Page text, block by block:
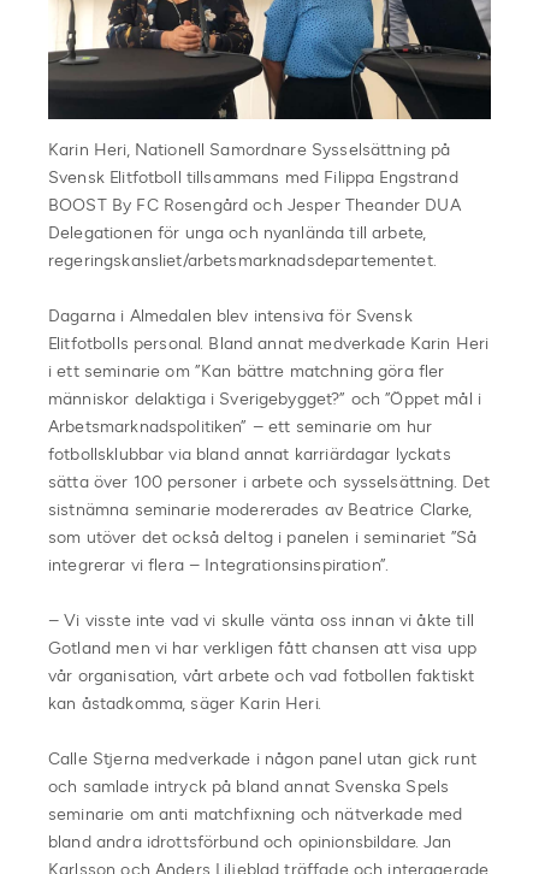
Karin Heri, Nationell Samordnare Sysselsättning på
Svensk Elitfotboll tillsammans med Filippa Engstrand
BOOST By FC Rosengård och Jesper Theander DUA
Delegationen för unga och nyanlända till arbete,
regeringskansliet/arbetsmarknadsdepartementet.
Dagarna i Almedalen blev intensiva för Svensk
Elitfotbolls personal. Bland annat medverkade Karin Heri
i ett seminarie om ”Kan bättre matchning göra fler
människor delaktiga i Sverigebygget?” och ”Öppet mål i
Arbetsmarknadspolitiken” – ett seminarie om hur
fotbollsklubbar via bland annat karriärdagar lyckats
sätta över 100 personer i arbete och sysselsättning. Det
sistnämna seminarie modererades av Beatrice Clarke,
som utöver det också deltog i panelen i seminariet ”Så
integrerar vi flera – Integrationsinspiration”.
– Vi visste inte vad vi skulle vänta oss innan vi åkte till
Gotland men vi har verkligen fått chansen att visa upp
vår organisation, vårt arbete och vad fotbollen faktiskt
kan åstadkomma, säger Karin Heri.
Calle Stjerna medverkade i någon panel utan gick runt
och samlade intryck på bland annat Svenska Spels
seminarie om anti matchfixning och nätverkade med
bland andra idrottsförbund och opinionsbildare. Jan